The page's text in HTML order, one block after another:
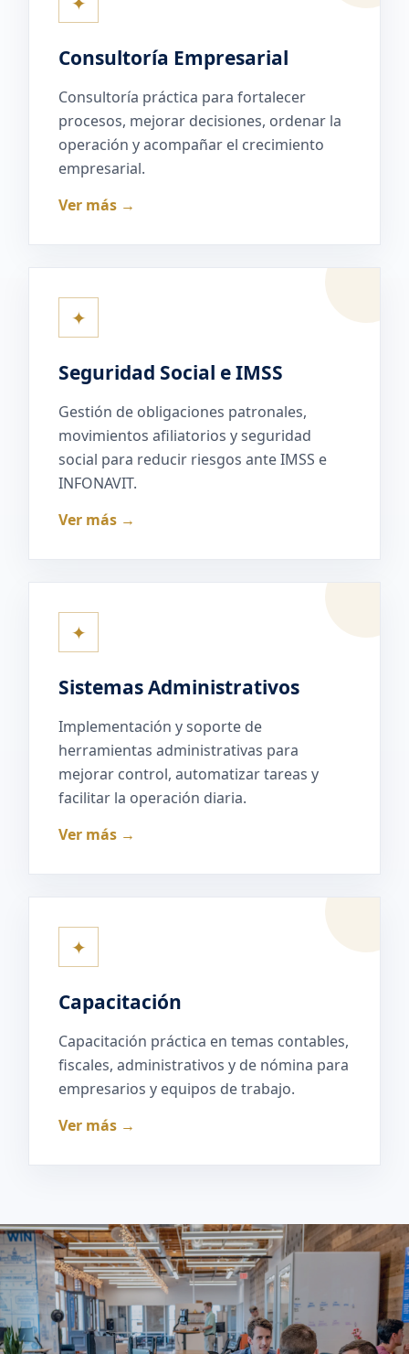
Consultoría Empresarial
Consultoría práctica para fortalecer
procesos, mejorar decisiones, ordenar la
operación y acompañar el crecimiento
empresarial.
Ver más →
✦
Seguridad Social e IMSS
Gestión de obligaciones patronales,
movimientos afiliatorios y seguridad
social para reducir riesgos ante IMSS e
INFONAVIT.
Ver más →
✦
Sistemas Administrativos
Implementación y soporte de
herramientas administrativas para
mejorar control, automatizar tareas y
facilitar la operación diaria.
Ver más →
✦
Capacitación
Capacitación práctica en temas contables,
fiscales, administrativos y de nómina para
empresarios y equipos de trabajo.
Ver más →